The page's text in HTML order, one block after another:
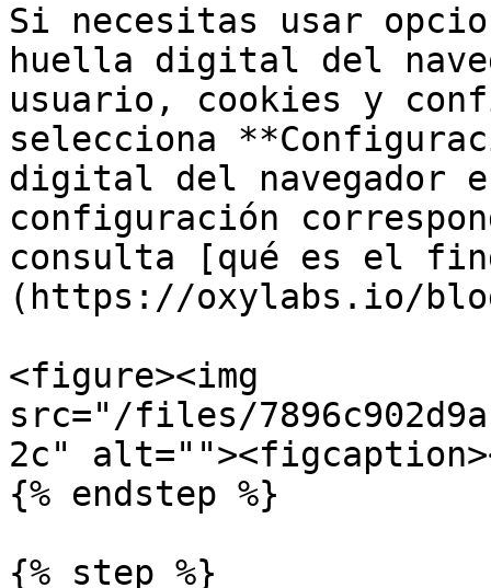
Si necesitas usar
huella digital del
usuario, cookies y
selecciona
digital del navegador
configuración
consulta [qué es el
(https://oxylabs.io/
<figure><img
src="/files/
2c"
{% endstep %}
{% step %}